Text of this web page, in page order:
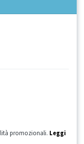
promozionali. Leggi